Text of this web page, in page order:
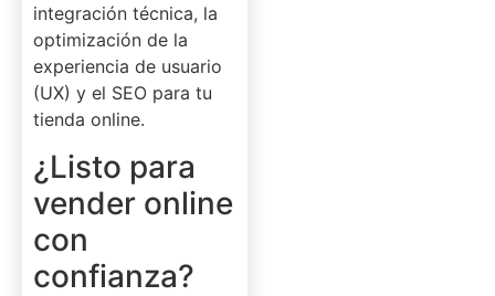
integración técnica, la
optimización de la
experiencia de usuario
(UX) y el SEO para tu
tienda online.
¿Listo para
vender online
con
confianza?